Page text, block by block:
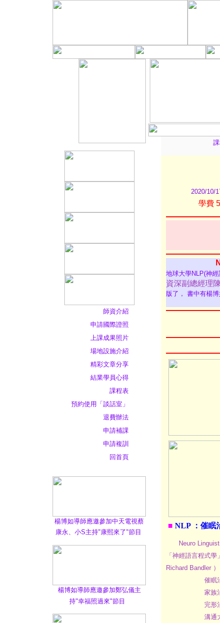
師資介紹
申請國際證照
上課成果照片
場地設施介紹
精彩文章分享
結業學員心得
課程表
預約使用「談話室」
退費辦法
申請補課
申請複訓
回首頁
楊博如導師應邀參加中天電視蔡
康永、小S主持"康熙來了"節目
楊博如導師應邀參加鄭弘儀主
持"幸福照過來"節目
2020/10/
學費
地球大學NLP(神
資深副總經理
版了， 書中有楊
■ NLP ：催眠
Neuro Linguistic
「神經語言程式
Richard Bandler
催眠治療大師
家族治療大師
完形治療創
溝通大師葛